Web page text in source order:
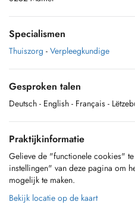
Specialismen
Thuiszorg - Verpleegkundige
Gesproken talen
Deutsch - English - Français -
Praktijkinformatie
Gelieve de "functionele cookies"
instellingen" van deze pagina om
mogelijk te maken.
Bekijk locatie op de kaart